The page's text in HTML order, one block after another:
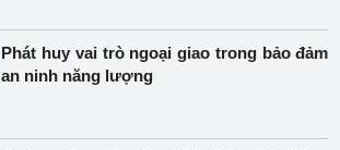
Phát huy vai trò ngoại giao trong bảo đảm
an ninh năng lượng